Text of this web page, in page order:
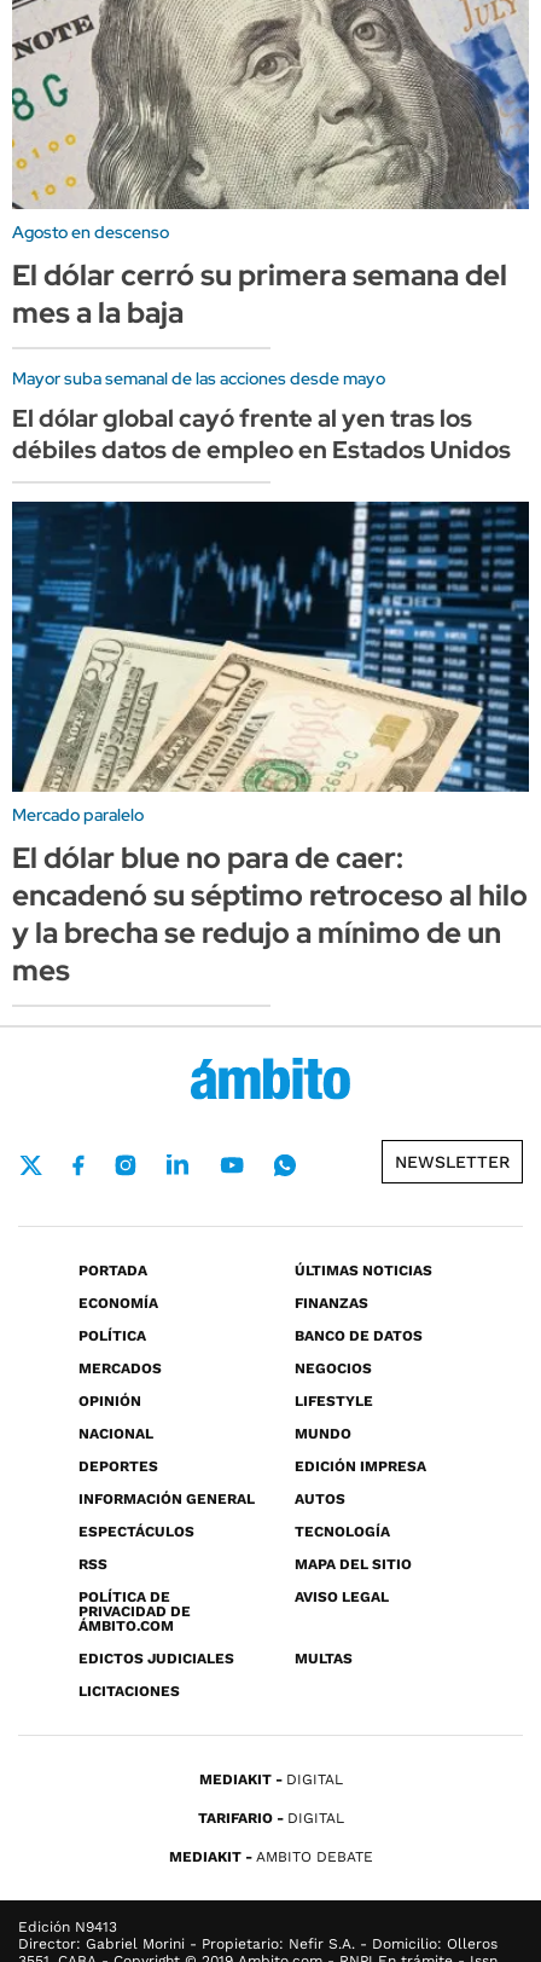
Agosto en descenso
El dólar cerró su primera semana del
mes a la baja
Mayor suba semanal de las acciones desde mayo
El dólar global cayó frente al yen tras los
débiles datos de empleo en Estados Unidos
Mercado paralelo
El dólar blue no para de caer:
encadenó su séptimo retroceso al hilo
y la brecha se redujo a mínimo de un
mes
NEWSLETTER
PORTADA
ÚLTIMAS NOTICIAS
ECONOMÍA
FINANZAS
POLÍTICA
BANCO DE DATOS
MERCADOS
NEGOCIOS
OPINIÓN
LIFESTYLE
NACIONAL
MUNDO
DEPORTES
EDICIÓN IMPRESA
INFORMACIÓN GENERAL
AUTOS
ESPECTÁCULOS
TECNOLOGÍA
RSS
MAPA DEL SITIO
POLÍTICA DE
PRIVACIDAD DE
ÁMBITO.COM
AVISO LEGAL
EDICTOS JUDICIALES
MULTAS
LICITACIONES
MEDIAKIT DIGITAL
TARIFARIO DIGITAL
MEDIAKIT AMBITO DEBATE
Edición N9413
Director: Gabriel Morini - Propietario: Nefir S.A. - Domicilio: Olleros